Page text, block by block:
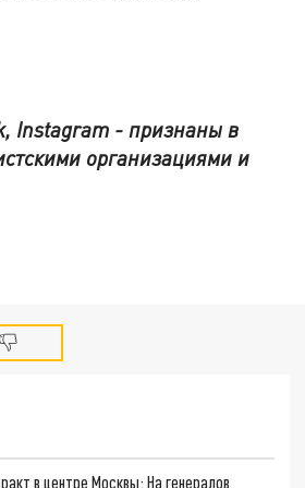
Instagram - признаны в
организациями и
в центре Москвы: На генералов